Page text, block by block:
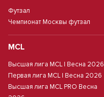
Футзал
Чемпионат Москвы футзал
MCL
Высшая лига MCL | Весна 2026
Первая лига MCL | Весна 2026
Высшая лига MCL PRO Весна